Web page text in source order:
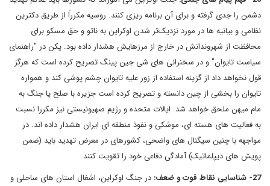
دشمن را جدی گرفته و برای آن برنامه ریزی کنند. روسیه مکرراً از طریق دکترین
نظامی و بیانیه ها در مورد نزدیک‌تر شدن اوکراین به ناتو و حق مسکو برای
محافظت از شهروندانش در خارج از مرزهایش هشدار داده بود. پکن در "راهنمای
سیاست تایوان" و در سخنرانی های شی جین پینگ تصریح کرده است که هرگز
قول نخواهد داد از گزینه استفاده از زور علیه تایوان چشم پوشی کند و همواره
تایوان را بخشی از چین دانسته و تصریح کرده است جزیره با صلح یا جنگ به
مام میهن ملحق خواهد شد. ایالات متحده و رژیم صهیونیستی نیز مکررا نسبت
به فعالیت های هسته ای، موشکی و نفوذ منطقه ای ایران هشدار داده اند. در
مواجهه با چنین سیگنال های واضحی، کشورهای در معرض تهدید باید (ضمن
پویش های دیپلماتیک) آمادگی دفاعی خود را تقویت کنند.
27- شناسایی نقاط قوت و ضعف:
در جنگ اوکراین، اشغال استان های ساحلی و